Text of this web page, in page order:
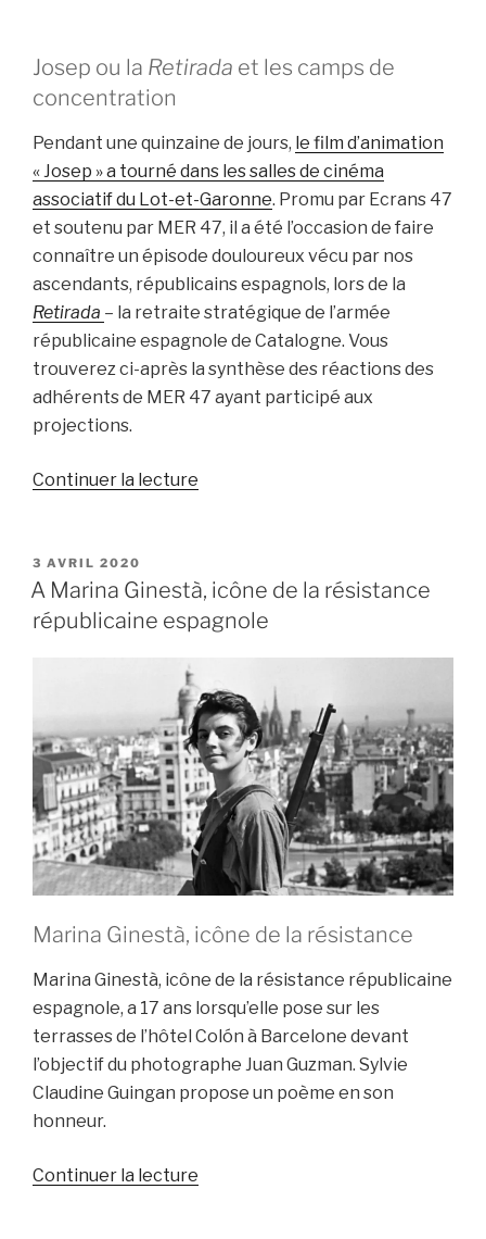
Josep ou la Retirada et les camps de
concentration
Pendant une quinzaine de jours, le film d’animation
« Josep » a tourné dans les salles de cinéma
associatif du Lot-et-Garonne. Promu par Ecrans 47
et soutenu par MER 47, il a été l’occasion de faire
connaître un épisode douloureux vécu par nos
ascendants, républicains espagnols, lors de la
Retirada – la retraite stratégique de l’armée
républicaine espagnole de Catalogne. Vous
trouverez ci-après la synthèse des réactions des
adhérents de MER 47 ayant participé aux
projections.
Continuer la lecture
film
d’animation
la
Retirada »
PUBLIÉ
LE
3 AVRIL 2020
A Marina Ginestà, icône de la résistance
républicaine espagnole
Marina Ginestà, icône de la résistance
Marina Ginestà, icône de la résistance républicaine
espagnole, a 17 ans lorsqu’elle pose sur les
terrasses de l’hôtel Colón à Barcelone devant
l’objectif du photographe Juan Guzman. Sylvie
Claudine Guingan propose un poème en son
honneur.
Continuer la lecture